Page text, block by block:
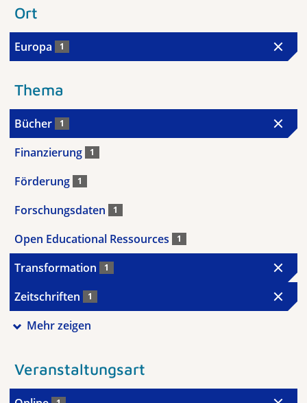
Ort
Europa 1
Thema
Bücher 1
Finanzierung 1
Förderung 1
Forschungsdaten 1
Open Educational Ressources 1
Transformation 1
Zeitschriften 1
Mehr zeigen
Veranstaltungsart